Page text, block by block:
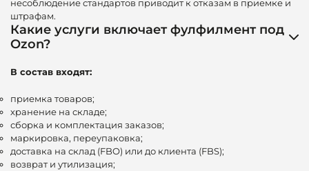
несоблюдение стандартов приводит к отказам в приемке и
штрафам.
Какие услуги включает фулфилмент под
Ozon?
В состав входят:
приемка товаров;
хранение на складе;
сборка и комплектация заказов;
маркировка, переупаковка;
доставка на склад (FBO) или до клиента (FBS);
возврат и утилизация;